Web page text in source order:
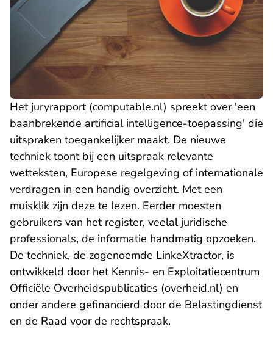
Het juryrapport (computable.nl) - U verlaat
spreekt over 'een
baanbrekende artificial intelligence-toepassing' die
uitspraken toegankelijker maakt. De nieuwe
techniek toont bij een uitspraak relevante
wetteksten, Europese regelgeving of internationale
verdragen in een handig overzicht. Met een
muisklik zijn deze te lezen. Eerder moesten
gebruikers van het register, veelal juridische
professionals, de informatie handmatig opzoeken.
De techniek, de zogenoemde LinkeXtractor, is
ontwikkeld door het Kennis- en Exploitatiecentrum
Officiële Overheidspublicaties (overheid.nl) - U
en
onder andere gefinancierd door de Belastingdienst
en de Raad voor de rechtspraak.